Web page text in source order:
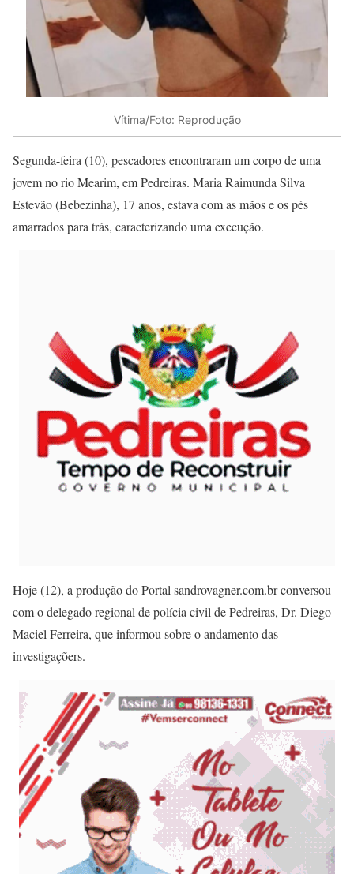
Vítima/Foto: Reprodução
Segunda-feira (10), pescadores encontraram um corpo de uma
jovem no rio Mearim, em Pedreiras. Maria Raimunda Silva
Estevão (Bebezinha), 17 anos, estava com as mãos e os pés
amarrados para trás, caracterizando uma execução.
Hoje (12), a produção do Portal sandrovagner.com.br conversou
com o delegado regional de polícia civil de Pedreiras, Dr. Diego
Maciel Ferreira, que informou sobre o andamento das
investigaçõers.